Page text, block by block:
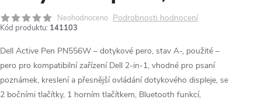
Neohodnoceno Podrobnosti hodnocení
Kód produktu: 141103
Dell Active Pen PN556W – dotykové pero, stav A-, použité –
pero pro kompatibilní zařízení Dell 2-in-1, vhodné pro psaní
poznámek, kreslení a přesnější ovládání dotykového displeje, se
2 bočními tlačítky, 1 horním tlačítkem, Bluetooth funkcí,